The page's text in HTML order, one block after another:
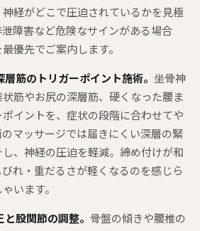
経がどこで圧迫されているかを見極
障害など危険なサインがある場合
優先でご案内します。
筋のトリガーポイント施術。 坐骨神
筋やお尻の深層筋、硬くなった腰ま
イントを、症状の段階に合わせてや
マッサージでは届きにくい深層の緊
、神経の圧迫を軽減。締め付けが和
れ・重だるさが軽くなるのを感じら
います。
股関節の調整。 骨盤の傾きや腰椎の